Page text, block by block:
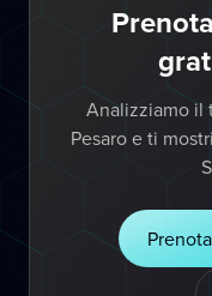
Analizziamo il
Pesaro e ti